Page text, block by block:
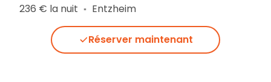
236 € la nuit ▪︎ Entzheim
Réserver maintenant